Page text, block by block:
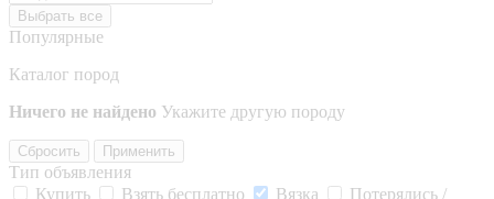
Выбрать все
Популярные
Каталог пород
Ничего не найдено Укажите другую породу
Сбросить Применить
Тип объявления
Купить
Взять бесплатно Вязка
Потерялись /